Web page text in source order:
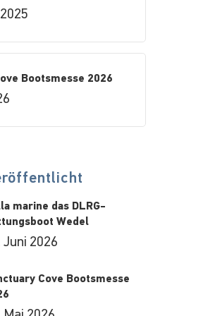
Bootsmesse 2026
marine das DLRG-
Wedel
Juni 2026
Cove Bootsmesse